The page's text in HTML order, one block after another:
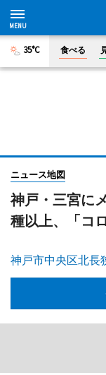
35°C 食べる
ニュース地図
神戸・三宮に
種以上、「コ
神戸市中央区北長